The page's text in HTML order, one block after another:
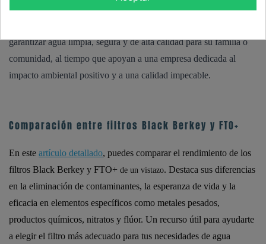
mantenimiento mínimo, los filtros Coldstream FTO+ son el
garantizar agua limpia, segura y de alta calidad para su familia o
comunidad, al tiempo que apoyan a una empresa dedicada al
impacto ambiental positivo y a una calidad impecable.
Comparación entre filtros Black Berkey y FTO+
En este artículo detallado, puedes comparar el rendimiento de los
filtros Black Berkey y FTO+ de un vistazo. Destaca sus diferencias
en la eliminación de contaminantes, la esperanza de vida y la
eficacia en elementos específicos como metales pesados,
productos químicos, nitratos y flúor. Un recurso útil para ayudarte
a elegir el filtro más adecuado para tus necesidades de agua